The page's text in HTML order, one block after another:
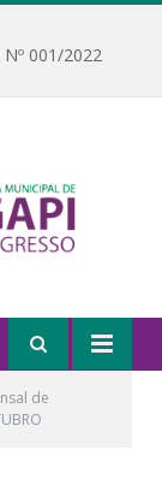
Nº 001/2022
de